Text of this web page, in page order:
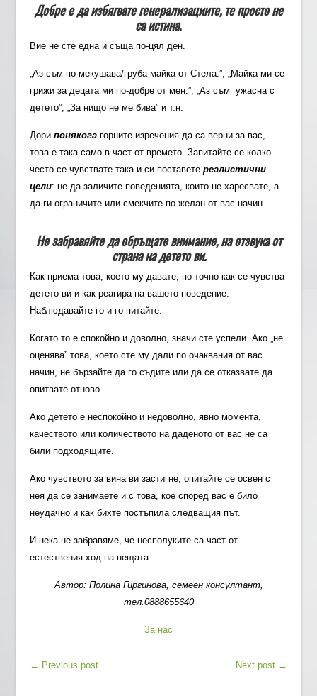
Добре е да избягвате генерализациите, те просто не
са истина.
Вие не сте една и съща по-цял ден.
„Аз съм по-мекушава/груба майка от Стела.”, „Майка ми се
грижи за децата ми по-добре от мен.”, „Аз съм ужасна с
детето”, „За нищо не ме бива” и т.н.
Дорипонякога горните изречения да са верни за вас,
това е така само в част от времето. Запитайте се колко
често се чувствате така и си поставетереалистични
цели: не да заличите поведенията, които не харесвате, а
да ги ограничите или смекчите по желан от вас начин.
Не забравяйте да обръщате внимание, на отзвука от
страна на детето ви.
Как приема това, което му давате, по-точно как се чувства
детето ви и как реагира на вашето поведение.
Наблюдавайте го и го питайте.
Когато то е спокойно и доволно, значи сте успели. Ако „не
оценява” това, което сте му дали по очаквания от вас
начин, не бързайте да го съдите или да се отказвате да
опитвате отново.
Ако детето е неспокойно и недоволно, явно момента,
качеството или количеството на даденото от вас не са
били подходящите.
Ако чувството за вина ви застигне, опитайте се освен с
нея да се занимаете и с това, кое според вас е било
неудачно и как бихте постъпила следващия път.
И нека не забравяме, че несполуките са част от
естествения ход на нещата.
Автор: Полина Гиргинова, семеен консултант,
тел.0888655640
За нас
← Previous post Next post →